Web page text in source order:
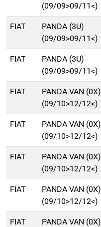
(09/09>09/11<)
FIAT
PANDA (3U)
(09/09>09/11<)
FIAT
PANDA (3U)
(09/09>09/11<)
FIAT
PANDA VAN (0X)
(09/10>12/12<)
FIAT
PANDA VAN (0X)
(09/10>12/12<)
FIAT
PANDA VAN (0X)
(09/10>12/12<)
FIAT
PANDA VAN (0X)
(09/10>12/12<)
FIAT
PANDA VAN (0X)